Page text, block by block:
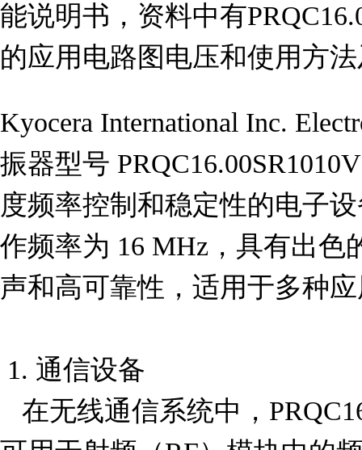
能说明书，资料中有
的应用电路图电压和使用方
Kyocera International Inc.
振器型号
度频率控制和稳定性的电子
作频率为 16 MHz，具有出色
声和高可靠性，适用于多种